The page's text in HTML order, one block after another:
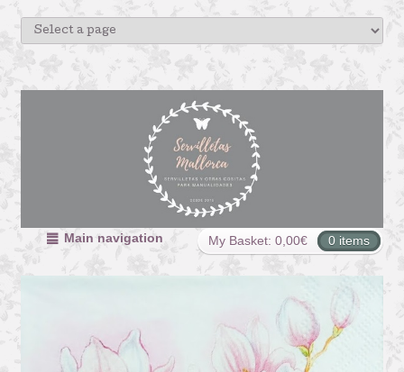
My Basket: 0,00€ 0 items
Main navigation